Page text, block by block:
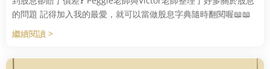
的問題 記得加入我的最愛，就可以當做股息字典隨時翻閱喔📖📖
繼續閱讀 >